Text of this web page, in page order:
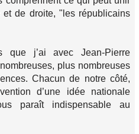
de droite, "les républicains
que j’ai avec Jean-Pierre
plus nombreuses
Chacun de notre côté,
d’une idée nationale
paraît indispensable au